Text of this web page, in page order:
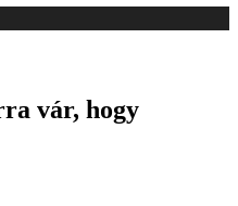
vár, hogy